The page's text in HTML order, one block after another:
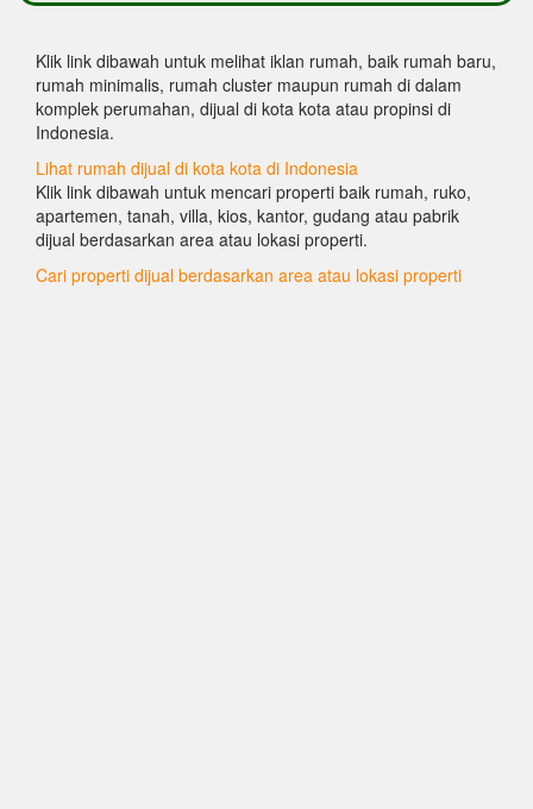
Klik link dibawah untuk melihat iklan rumah, baik rumah baru,
rumah minimalis, rumah cluster maupun rumah di dalam
komplek perumahan, dijual di kota kota atau propinsi di
Indonesia.
Lihat rumah dijual di kota kota di Indonesia
Klik link dibawah untuk mencari properti baik rumah, ruko,
apartemen, tanah, villa, kios, kantor, gudang atau pabrik
dijual berdasarkan area atau lokasi properti.
Cari properti dijual berdasarkan area atau lokasi properti